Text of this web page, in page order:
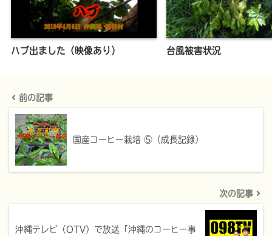
ハブ出ました（映像あり） 台風被害状況
前の記事
国産コーヒー栽培 ⑤（成長記録）
次の記事
沖縄テレビ（OTV）で放送「沖縄のコーヒー事